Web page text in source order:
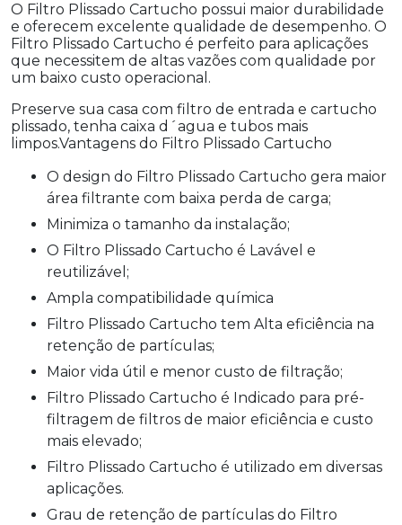
O Filtro Plissado Cartucho possui maior durabilidade
e oferecem excelente qualidade de desempenho. O
Filtro Plissado Cartucho é perfeito para aplicações
que necessitem de altas vazões com qualidade por
um baixo custo operacional.
Preserve sua casa com filtro de entrada e cartucho
plissado, tenha caixa d´agua e tubos mais
limpos.Vantagens do Filtro Plissado Cartucho
O design do Filtro Plissado Cartucho gera maior
área filtrante com baixa perda de carga;
Minimiza o tamanho da instalação;
O Filtro Plissado Cartucho é Lavável e
reutilizável;
Ampla compatibilidade química
Filtro Plissado Cartucho tem Alta eficiência na
retenção de partículas;
Maior vida útil e menor custo de filtração;
Filtro Plissado Cartucho é Indicado para pré-
filtragem de filtros de maior eficiência e custo
mais elevado;
Filtro Plissado Cartucho é utilizado em diversas
aplicações.
Grau de retenção de partículas do Filtro